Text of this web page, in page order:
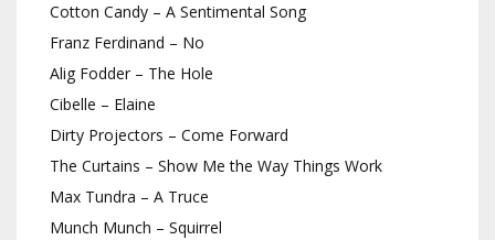
Cotton Candy – A Sentimental Song
Franz Ferdinand – No
Alig Fodder – The Hole
Cibelle – Elaine
Dirty Projectors – Come Forward
The Curtains – Show Me the Way Things Work
Max Tundra – A Truce
Munch Munch – Squirrel